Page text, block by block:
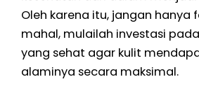
Oleh karena itu, jangan hanya
mahal, mulailah investasi
yang sehat agar kulit
alaminya secara maksimal.